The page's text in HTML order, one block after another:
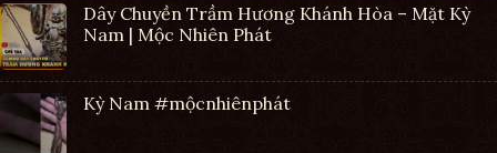
Dây Chuyền Trầm Hương Khánh Hòa – Mặt Kỳ
Nam | Mộc Nhiên Phát
Kỳ Nam #mộcnhiênphát